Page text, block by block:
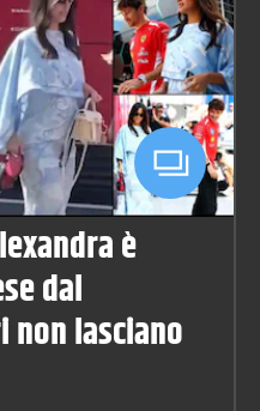
è
dal
non lasciano